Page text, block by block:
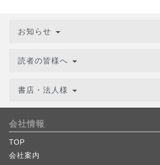
お知らせ
読者の皆様へ
書店・法人様
会社情報
TOP
会社案内